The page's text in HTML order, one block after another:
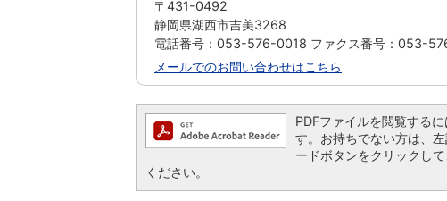
〒431-0492
静岡県湖西市吉美3268
電話番号：053-576-0018 ファクス番号：053-
メールでのお問い合わせはこちら
PDFファイルを閲覧する
す。お持ちでない方は、
ードボタンをクリックし
ください。